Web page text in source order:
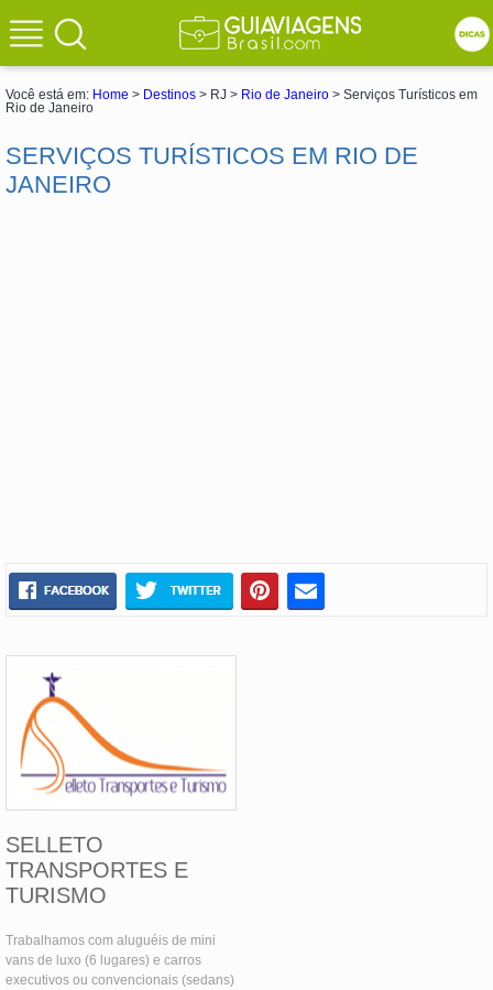
Você está em: Home > Destinos > RJ > Rio de Janeiro > Serviços Turísticos em
Rio de Janeiro
SERVIÇOS TURÍSTICOS EM RIO DE
JANEIRO
SELLETO
TRANSPORTES E
TURISMO
Trabalhamos com aluguéis de mini
vans de luxo (6 lugares) e carros
executivos ou convencionais (sedans)